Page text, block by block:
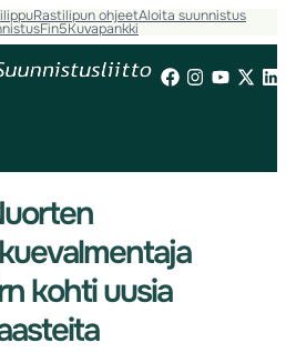
Rastilipun ohjeetAloita suunnistus
Fin5Kuvapankki
kohti uusia